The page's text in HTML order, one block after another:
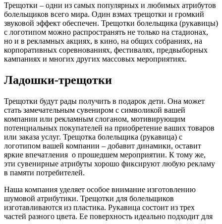
Трещотки – одни из самых популярных и любимых атрибутов
болельщиков всего мира. Один взмах трещотки и громкий
звуковой эффект обеспечен. Трещотки болельщика (рукавицы)
с логотипом можно распространять не только на стадионах,
но и в рекламных акциях, в кино, на общих собраниях, на
корпоративных соревнованиях, фестивалях, предвыборных
кампаниях и многих других массовых мероприятиях.
Ладошки-трещотки
Трещотки будут рады получить в подарок дети. Она может
стать замечательным сувениром с символикой вашей
компании или рекламным слоганом, мотивирующим
потенциальных покупателей на приобретение ваших товаров
или заказа услуг. Трещотка болельщика (рукавица) с
логотипом вашей компании – добавит динамики, оставит
яркие впечатления о прошедшем мероприятии. К тому же,
эти сувенирные атрибуты хорошо фиксируют любую рекламу
в памяти потребителей.
Наша компания уделяет особое внимание изготовлению
шумовой атрибутики. Трещотки для болельщиков
изготавливаются из пластика. Рукавица состоит из трех
частей разного цвета. Ее поверхность идеально подходит для